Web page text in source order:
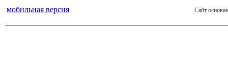
мобильная версия Сайт